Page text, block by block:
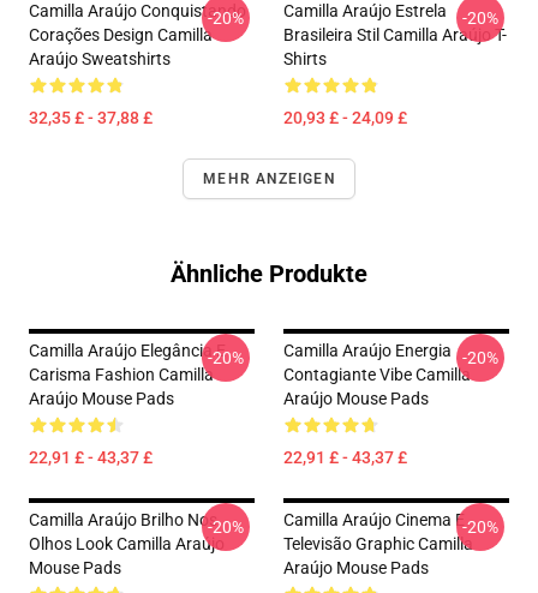
Camilla Araújo Conquistando
Corações Design Camilla
Araújo Sweatshirts
32,35 £ - 37,88 £
-20%
Camilla Araújo Estrela
Brasileira Stil Camilla Araújo T-
Shirts
20,93 £ - 24,09 £
-20%
MEHR ANZEIGEN
Ähnliche Produkte
Camilla Araújo Elegância E
Carisma Fashion Camilla
Araújo Mouse Pads
22,91 £ - 43,37 £
-20%
Camilla Araújo Energia
Contagiante Vibe Camilla
Araújo Mouse Pads
22,91 £ - 43,37 £
-20%
Camilla Araújo Brilho Nos
Olhos Look Camilla Araújo
Mouse Pads
-20%
Camilla Araújo Cinema E
Televisão Graphic Camilla
Araújo Mouse Pads
-20%